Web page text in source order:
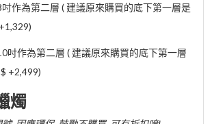
作為第二層 ( 建議原來購買的底下第一層是
)
吋作為第二層 ( 建議原來購買的底下第一層
+2,499)
燭